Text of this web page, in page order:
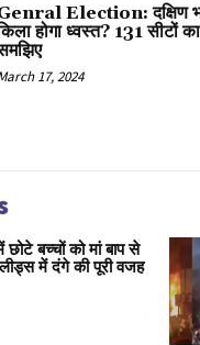
Election: दक्षिण
होगा ध्वस्त? 131 सीटों
17, 2024
बच्चों को मां बाप से
में दंगे की पूरी वजह